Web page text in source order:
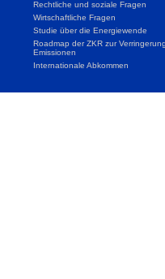
Rechtliche und soziale Fragen
Wirtschaftliche Fragen
Studie über die Energiewende
Roadmap der ZKR zur
Emissionen
Internationale Abkommen